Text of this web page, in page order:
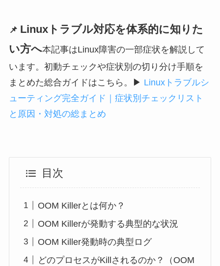
📌 Linuxトラブル対応を体系的に知りた
い方へ本記事はLinux障害の一部症状を解説して
います。初動チェックや症状別の切り分け手順を
まとめた総合ガイドはこちら。
▶ Linuxトラブルシ
ューティング完全ガイド｜症状別チェックリスト
と原因・対処の総まとめ
目次
OOM Killerとは何か？
OOM Killerが発動する典型的な状況
OOM Killer発動時の典型ログ
どのプロセスがKillされるのか？（OOM